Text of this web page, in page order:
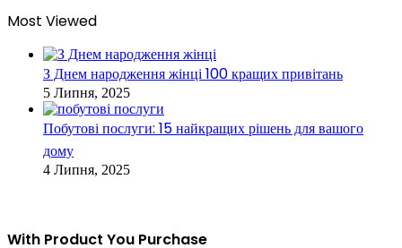
Most Viewed
З Днем народження жінці 100 кращих привітань
5 Липня, 2025
Побутові послуги: 15 найкращих рішень для вашого
дому
4 Липня, 2025
With Product You Purchase